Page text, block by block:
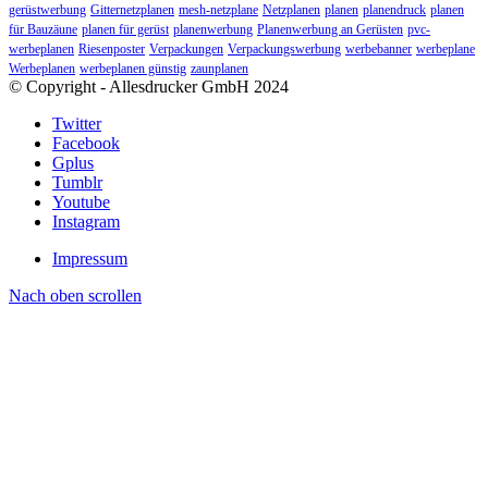
gerüstwerbung Gitternetzplanen mesh-netzplane Netzplanen planen planendruck planen
für Bauzäune planen für gerüst planenwerbung Planenwerbung an Gerüsten pvc-
werbeplanen Riesenposter Verpackungen Verpackungswerbung werbebanner werbeplane
Werbeplanen werbeplanen günstig zaunplanen
© Copyright - Allesdrucker GmbH 2024
Twitter
Facebook
Gplus
Tumblr
Youtube
Instagram
Impressum
Nach oben scrollen